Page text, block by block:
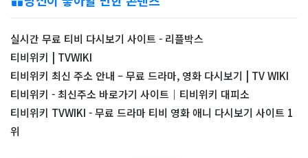
실시간 무료 티비 다시보기 사이트 - 리플박스
티비위키 | TVWIKI
티비위키 최신 주소 안내 – 무료 드라마, 영화 다시보기 | TV WIKI
티비위키 - 최신주소 바로가기 사이트｜티비위키 대피소
티비위키 TVWIKI - 무료 드라마 티비 영화 애니 다시보기 사이트 1
위